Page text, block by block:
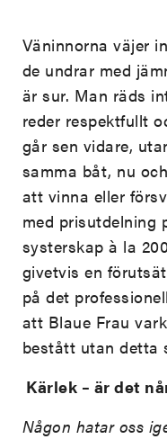
Väninnorna väjer
de undrar med
är sur. Man räds
reder respektfullt
går sen vidare,
samma båt, nu
att vinna eller
med prisutdelning
systerskap à la
givetvis en
på det
att Blaue Frau
bestått utan detta
Kärlek – är det
Någon hatar oss